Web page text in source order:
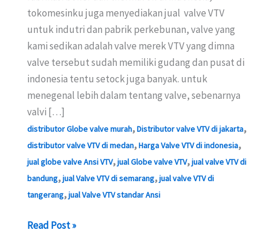
tokomesinku juga menyediakan jual valve VTV
untuk indutri dan pabrik perkebunan, valve yang
kami sedikan adalah valve merek VTV yang dimna
valve tersebut sudah memiliki gudang dan pusat di
indonesia tentu setock juga banyak. untuk
menegenal lebih dalam tentang valve, sebenarnya
valvi […]
distributor Globe valve murah,Distributor valve VTV di jakarta,
distributor valve VTV di medan,Harga Valve VTV di indonesia,
jual globe valve Ansi VTV,jual Globe valve VTV,jual valve VTV di
bandung,jual Valve VTV di semarang,jual valve VTV di
tangerang,jual Valve VTV standar Ansi
Jual
Read Post »